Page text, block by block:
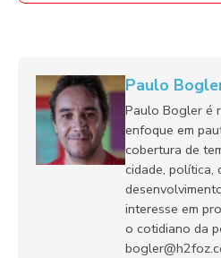
Paulo
Paulo Bogler é
enfoque em
cobertura de
cidade, política,
interesse em
o cotidiano da